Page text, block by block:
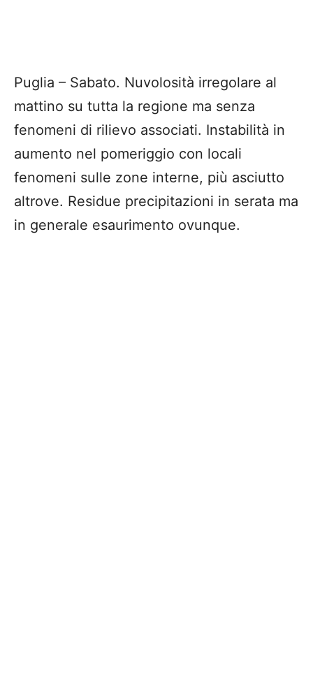
Puglia – Sabato. Nuvolosità irregolare al
mattino su tutta la regione ma senza
fenomeni di rilievo associati. Instabilità in
aumento nel pomeriggio con locali
fenomeni sulle zone interne, più asciutto
altrove. Residue precipitazioni in serata ma
in generale esaurimento ovunque.